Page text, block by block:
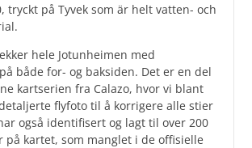
tryckt på Tyvek som är helt vatten- och
hele Jotunheimen med
både for- og baksiden. Det er en del
kartserien fra Calazo, hvor vi blant
flyfoto til å korrigere alle stier
også identifisert og lagt til over 200
på kartet, som manglet i de offisielle